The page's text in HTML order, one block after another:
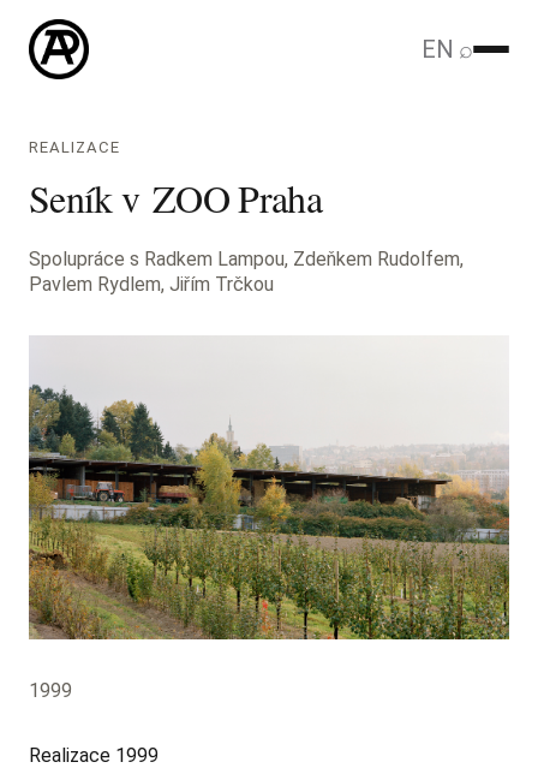
EN ⌕
REALIZACE
Seník v ZOO Praha
Spolupráce s Radkem Lampou, Zdeňkem Rudolfem,
Pavlem Rydlem, Jiřím Trčkou
1999
Realizace 1999